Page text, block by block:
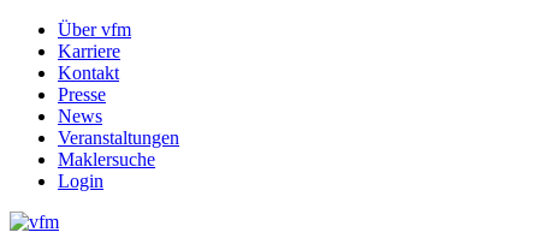
Über vfm
Karriere
Kontakt
Presse
News
Veranstaltungen
Maklersuche
Login